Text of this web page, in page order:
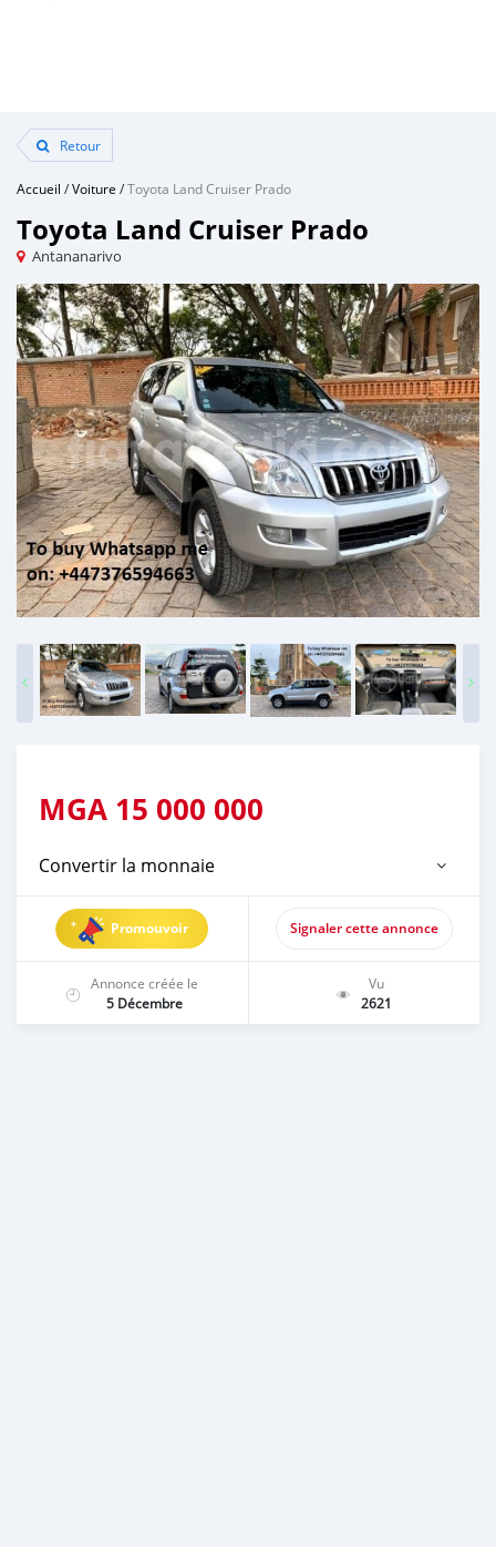
Retour
Accueil /Voiture /Toyota Land Cruiser Prado
Toyota Land Cruiser Prado
Antananarivo
MGA 15 000 000
Convertir la monnaie
Promouvoir Signaler cette annonce
Annonce créée le
5 Décembre
Vu
2621